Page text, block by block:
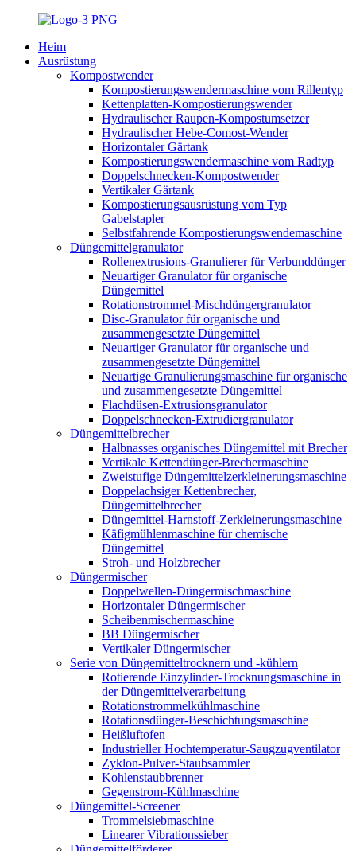
Heim
Ausrüstung
Kompostwender
Kompostierungswendermaschine vom Rillentyp
Kettenplatten-Kompostierungswender
Hydraulischer Raupen-Kompostumsetzer
Hydraulischer Hebe-Comost-Wender
Horizontaler Gärtank
Kompostierungswendermaschine vom Radtyp
Doppelschnecken-Kompostwender
Vertikaler Gärtank
Kompostierungsausrüstung vom Typ
Gabelstapler
Selbstfahrende Kompostierungswendemaschine
Düngemittelgranulator
Rollenextrusions-Granulierer für Verbunddünger
Neuartiger Granulator für organische
Düngemittel
Rotationstrommel-Mischdüngergranulator
Disc-Granulator für organische und
zusammengesetzte Düngemittel
Neuartiger Granulator für organische und
zusammengesetzte Düngemittel
Neuartige Granulierungsmaschine für organische
und zusammengesetzte Düngemittel
Flachdüsen-Extrusionsgranulator
Doppelschnecken-Extrudiergranulator
Düngemittelbrecher
Halbnasses organisches Düngemittel mit Brecher
Vertikale Kettendünger-Brechermaschine
Zweistufige Düngemittelzerkleinerungsmaschine
Doppelachsiger Kettenbrecher,
Düngemittelbrecher
Düngemittel-Harnstoff-Zerkleinerungsmaschine
Käfigmühlenmaschine für chemische
Düngemittel
Stroh- und Holzbrecher
Düngermischer
Doppelwellen-Düngermischmaschine
Horizontaler Düngermischer
Scheibenmischermaschine
BB Düngermischer
Vertikaler Düngermischer
Serie von Düngemitteltrocknern und -kühlern
Rotierende Einzylinder-Trocknungsmaschine in
der Düngemittelverarbeitung
Rotationstrommelkühlmaschine
Rotationsdünger-Beschichtungsmaschine
Heißluftofen
Industrieller Hochtemperatur-Saugzugventilator
Zyklon-Pulver-Staubsammler
Kohlenstaubbrenner
Gegenstrom-Kühlmaschine
Düngemittel-Screener
Trommelsiebmaschine
Linearer Vibrationssieber